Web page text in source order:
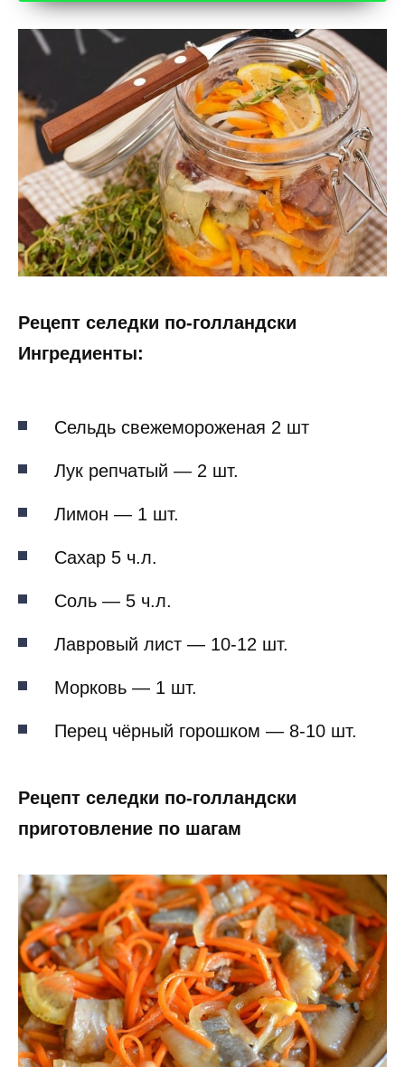
Рецепт селедки по-голландски
Ингредиенты:
Сельдь свежемороженая 2 шт
Лук репчатый — 2 шт.
Лимон — 1 шт.
Сахар 5 ч.л.
Соль — 5 ч.л.
Лавровый лист — 10-12 шт.
Морковь — 1 шт.
Перец чёрный горошком — 8-10 шт.
Рецепт селедки по-голландски
приготовление по шагам